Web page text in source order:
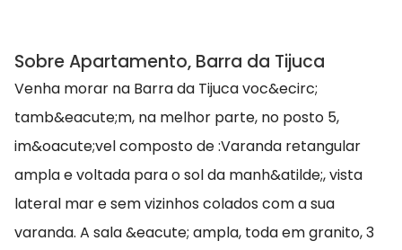
Sobre Apartamento, Barra da Tijuca
Venha morar na Barra da Tijuca voc&ecirc;
tamb&eacute;m, na melhor parte, no posto 5,
im&oacute;vel composto de :Varanda retangular
ampla e voltada para o sol da manh&atilde;, vista
lateral mar e sem vizinhos colados com a sua
varanda. A sala &eacute; ampla, toda em granito, 3